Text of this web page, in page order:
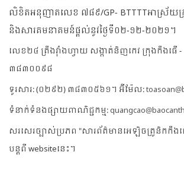
លិខិតអនុញាតលេខ ៧៨៩/GP- BTTTTអាស្រ័យ
និងសារគមនាគមន៍ផ្តល់នូវថ្ងៃទី០២-១២-២០២១។
លេខ២៤ ត្រឹងវ៉ាំងហ្វាយ សង្កាត់និញកេវ ក្រុងកឹងធើ
៣៨៣០០៩៨
ទូរសារ: (០២៩២) ៣៨៣០៥៦១។ អ៊ីម៉ែល:
ទំនាក់ទំនងផ្សាយពាណិជ្ជកម្ម:
សរសេរច្បាស់ប្រភព "សារព័ត៌មានអេឡិចត្រូនិកកឹង
បន្តពី websiteនេះ។